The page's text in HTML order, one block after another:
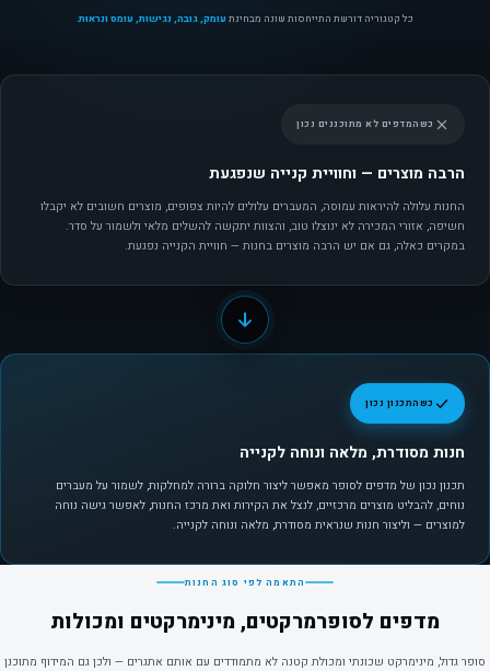
כל קטגוריה דורשת התייחסות שונה מבחינת עומק, גובה, נגישות, עומס ונראוּת.
כשהמדפים לא מתוכננים נכון
הרבה מוצרים — וחוויית קנייה שנפגעת
החנות עלולה להיראות עמוסה, המעברים עלולים להיות צפופים, מוצרים חשובים לא יקבלו
חשיפה, אזורי המכירה לא ינוצלו טוב, והצוות יתקשה להשלים מלאי ולשמור על סדר.
במקרים כאלה, גם אם יש הרבה מוצרים בחנות — חוויית הקנייה נפגעת.
כשהתכנון נכון
חנות מסודרת, מלאה ונוחה לקנייה
תכנון נכון של מדפים לסופר מאפשר ליצור חלוקה ברורה למחלקות, לשמור על מעברים
נוחים, להבליט מוצרים מרכזיים, לנצל את הקירות ואת מרכז החנות, לאפשר גישה נוחה
למוצרים — וליצור חנות שנראית מסודרת, מלאה ונוחה לקנייה.
התאמה לפי סוג החנות
מדפים לסופרמרקטים, מינימרקטים ומכולות
סופר גדול, מינימרקט שכונתי ומכולת קטנה לא מתמודדים עם אותם אתגרים — ולכן גם המידוף מתוכנן